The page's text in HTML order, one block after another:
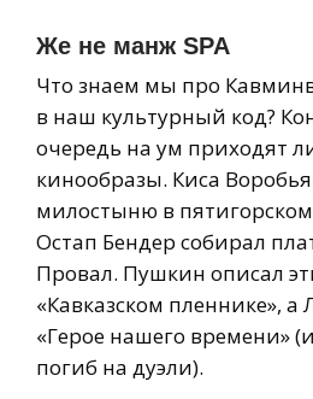
Же не манж SPA
Что знаем мы про
в наш культурный код?
очередь на ум приходят
кинообразы. Киса
милостыню в
Остап Бендер собирал
Провал. Пушкин описал
«Кавказском пленнике», а
«Герое нашего времени»
погиб на дуэли).